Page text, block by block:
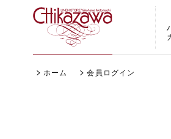
ホーム 会員ログイン